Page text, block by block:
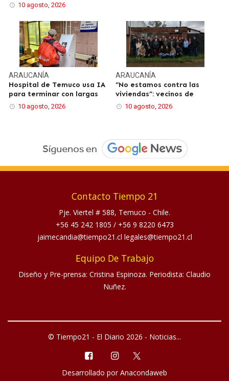
10 agosto, 2026
ARAUCANÍA
Hospital de Temuco usa IA
para terminar con largas
10 agosto, 2026
ARAUCANÍA
“No estamos contra las
viviendas”: vecinos de
10 agosto, 2026
Contacto Tiempo 21
Pje. Viertel # 588, Temuco - Chile.
+56 45 242 1805 / +56 9 8220 6473
jaimecandia@tiempo21.cl legales@tiempo21.cl
Equipo De Trabajo
Diseño y Pre-prensa: Cristina Espinoza. Periodista: Claudio
Nuñez.
© Tiempo21 - El Diario 2026 - Noticias...
Desarrollado por Anacondaweb